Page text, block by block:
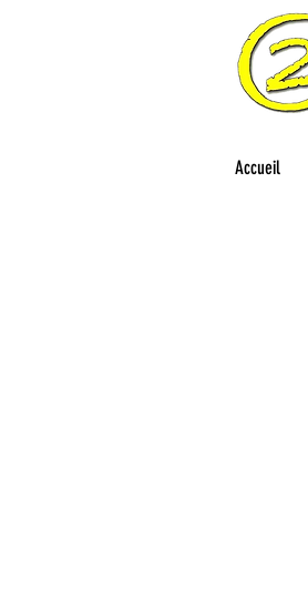
Accueil